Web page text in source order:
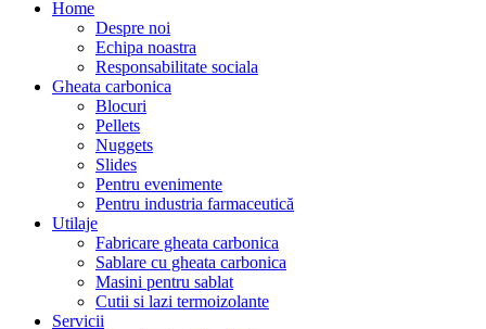
Home
Despre noi
Echipa noastra
Responsabilitate sociala
Gheata carbonica
Blocuri
Pellets
Nuggets
Slides
Pentru evenimente
Pentru industria farmaceutică
Utilaje
Fabricare gheata carbonica
Sablare cu gheata carbonica
Masini pentru sablat
Cutii si lazi termoizolante
Servicii